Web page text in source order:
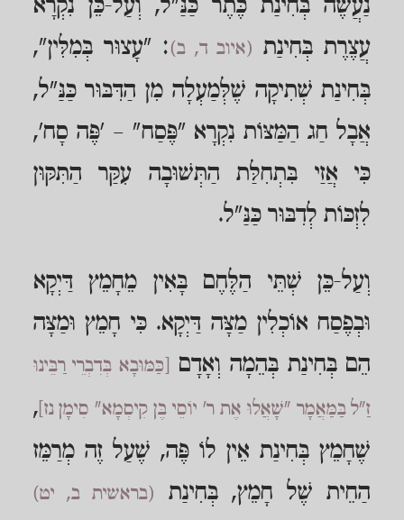
נַעֲשֶׂה בְּחִינַת כֶּתֶר כַּנַּ"ל, וְעַל-כֵּן נִקְרָא
עֲצֶרֶת בְּחִינַת (איוב ד, ב): "עָצוּר בְּמִלִּין",
בְּחִינַת שְׁתִיקָה שֶׁלְּמַעְלָה מִן הַדִּבּוּר כַּנַּ"ל,
אֲבָל חַג הַמַּצּוֹת נִקְרָא "פֶּסַח" – 'פֶּה סָח',
כִּי אֲזַי בִּתְחִלַּת הַתְּשׁוּבָה עִקַּר הַתִּקּוּן
לִזְכּוֹת לְדִבּוּר כַּנַּ"ל.
וְעַל-כֵּן שְׁתֵּי הַלֶּחֶם בָּאִין מֵחָמֵץ דַּיְקָא
וּבְפֶסַח אוֹכְלִין מַצָּה דַּיְקָא. כִּי חָמֵץ וּמַצָּה
הֵם בְּחִינַת בְּהֵמָה וְאָדָם
[כַּמּוּבָא בְּדִבְרֵי רַבֵּינוּ
זַ"ל בַּמַּאֲמָר "שָׁאֲלוּ אֶת ר' יוֹסֵי בֶּן קִיסְמָא" סִימָן נז] ,
שֶׁחָמֵץ בְּחִינַת אֵין לוֹ פֶּה, שֶׁעַל זֶה מְרַמֵּז
הַחֵית שֶׁל חָמֵץ, בְּחִינַת
(בראשית ב, יט)